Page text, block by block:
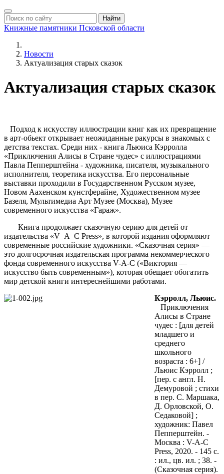
Найти
Книжные памятники Псковской области
Новости
Актуализация старых сказок
Актуализация старых сказок
Подход к искусству иллюстрации книг как их превращение
в арт-обьект открывает неожиданные ракурсы в знакомых с
детства текстах. Среди них - книга Льюиса Кэрролла
«Приключения Алисы в Стране чудес» с иллюстрациями
Павла Пепперштейна - художника, писателя, музыкального
исполнителя, теоретика искусства. Его персональные
выставки проходили в Государственном Русском музее,
Новом Аахенском кунстферайне, Художественном музее
Базеля, Мультимедиа Арт Музее (Москва), Музее
современного искусства «Гараж».
Книга продолжает сказочную серию для детей от
издательства «V–A–C Press», в которой издания оформляют
современные российские художники. «Сказочная серия» —
это долгосрочная издательская программа некоммерческого
фонда современного искусства V-A-C («Виктория —
искусство быть современным»), которая обещает обогатить
мир детской книги интереснейшими работами.
Кэрролл, Льюис.
Приключения
Алисы в Стране
чудес : [для детей
младшего и
среднего
школьного
возраста : 6+] /
Льюис Кэрролл ;
[пер. с англ. Н.
Демуровой ; стихи
в пер. С. Маршака,
Д. Орловской, О.
Седаковой] ;
художник: Павел
Пепперштейн. -
Москва : V-A-C
Рress, 2020. - 145 с.
: ил., цв. ил. ; 38. -
(Сказочная серия).